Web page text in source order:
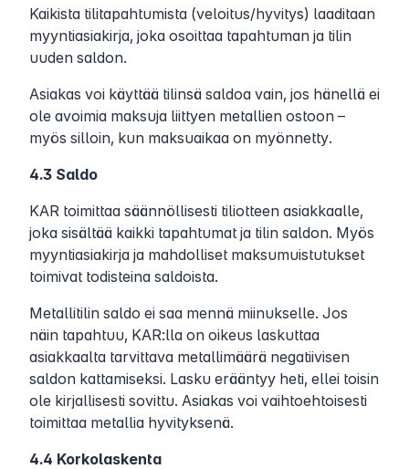
Kaikista tilitapahtumista (veloitus/hyvitys) laaditaan
myyntiasiakirja, joka osoittaa tapahtuman ja tilin
uuden saldon.
Asiakas voi käyttää tilinsä saldoa vain, jos hänellä ei
ole avoimia maksuja liittyen metallien ostoon –
myös silloin, kun maksuaikaa on myönnetty.
4.3 Saldo
KAR toimittaa säännöllisesti tiliotteen asiakkaalle,
joka sisältää kaikki tapahtumat ja tilin saldon. Myös
myyntiasiakirja ja mahdolliset maksumuistutukset
toimivat todisteina saldoista.
Metallitilin saldo ei saa mennä miinukselle. Jos
näin tapahtuu, KAR:lla on oikeus laskuttaa
asiakkaalta tarvittava metallimäärä negatiivisen
saldon kattamiseksi. Lasku erääntyy heti, ellei toisin
ole kirjallisesti sovittu. Asiakas voi vaihtoehtoisesti
toimittaa metallia hyvityksenä.
4.4 Korkolaskenta